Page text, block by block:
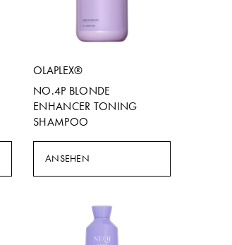
OLAPLEX®
NO.4P BLONDE
ENHANCER TONING
SHAMPOO
ANSEHEN